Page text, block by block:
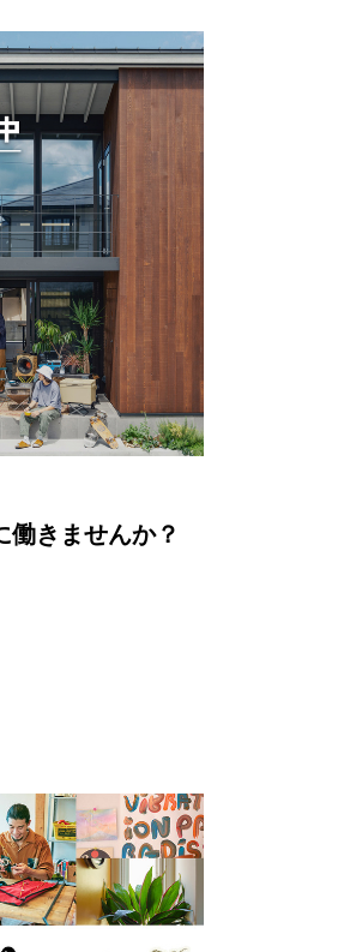
きませんか？